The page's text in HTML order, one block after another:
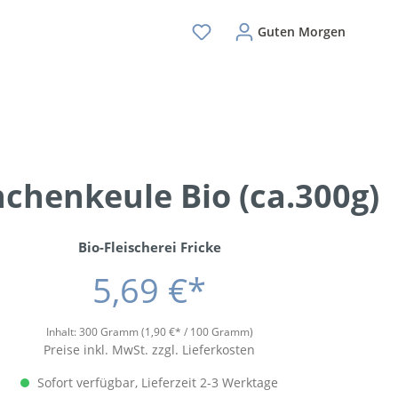
Guten Morgen
Bio (ca.300g)
Bio-Fleischerei Fricke
5,69 €*
Inhalt:300 Gramm(1,90 €* / 100 Gramm)
Preise inkl. MwSt. zzgl. Lieferkosten
Sofort verfügbar, Lieferzeit 2-3 Werktage